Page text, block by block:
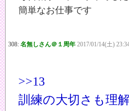
簡単なお仕事です
308: 名無しさん＠１周年 2017/01/14(土)
>>13
訓練の大切さも理